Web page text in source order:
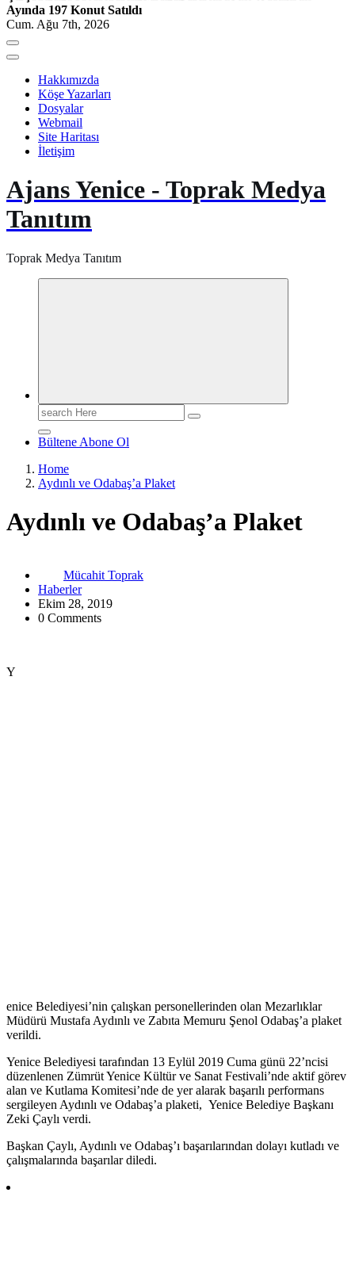
Ayında 197 Konut Satıldı
Cum. Ağu 7th, 2026
Hakkımızda
Köşe Yazarları
Dosyalar
Webmail
Site Haritası
İletişim
Ajans Yenice - Toprak Medya
Tanıtım
Toprak Medya Tanıtım
Search
for:
Bültene Abone Ol
Home
Aydınlı ve Odabaş’a Plaket
Aydınlı ve Odabaş’a Plaket
Mücahit Toprak
Haberler
Ekim 28, 2019
0 Comments
Y
enice Belediyesi’nin çalışkan personellerinden olan Mezarlıklar
Müdürü Mustafa Aydınlı ve Zabıta Memuru Şenol Odabaş’a plaket
verildi.
Yenice Belediyesi tarafından 13 Eylül 2019 Cuma günü 22’ncisi
düzenlenen Zümrüt Yenice Kültür ve Sanat Festivali’nde aktif görev
alan ve Kutlama Komitesi’nde de yer alarak başarılı performans
sergileyen Aydınlı ve Odabaş’a plaketi, Yenice Belediye Başkanı
Zeki Çaylı verdi.
Başkan Çaylı, Aydınlı ve Odabaş’ı başarılarından dolayı kutladı ve
çalışmalarında başarılar diledi.